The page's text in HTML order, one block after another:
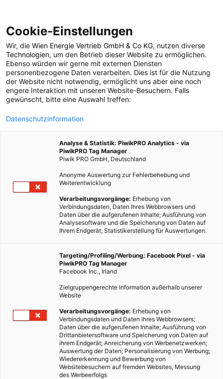
POSTS BY TAG
Nachtspeicher
1 BEITRAG
Cookie-Einstellungen
Wir, die Wien Energie Vertrieb GmbH & Co KG, nutzen diverse
Technologien, um den Betrieb dieser Website zu ermöglichen.
Ebenso würden wir gerne mit externen Diensten
personenbezogene Daten verarbeiten. Dies ist für die Nutzung
der Website nicht notwendig, ermöglicht uns aber eine noch
engere Interaktion mit unseren Website-Besuchern. Falls
gewünscht, bitte eine Auswahl treffen:
Datenschutzinformation
Analyse & Statistik: PiwikPRO Analytics - via
PiwikPRO Tag Manager
Piwik PRO GmbH, Deutschland
Anonyme Auswertung zur Fehlerbehebung und
Weiterentwicklung
Verarbeitungsvorgänge: Erhebung von
Verbindungsdaten, Daten Ihres Webbrowsers und
Daten über die aufgerufenen Inhalte; Ausführung von
Analysesoftware und die Speicherung von Daten auf
Ihrem Endgerät; Statistikerstellung für Auswertungen.
Targeting/Profiling/Werbung: Facebook Pixel - via
PiwikPRO Tag Manager
Facebook Inc., Irland
Zielgruppengerechte Information außerhalb unserer
Website
Verarbeitungsvorgänge: Erhebung von
Verbindungsdaten und Daten ihres Webbrowsers;
Daten über die aufgerufenen Inhalte; Ausführung von
Drittanbietersoftware und Speicherung von Daten auf
ihrem Endgerät; Anreicherung von Werbenetzwerken;
Auswertung der Daten; Personalisierung von Werbung;
Wiedererkennung und Bewerbung von
Websitebesuchern auf fremden Websites, Messung
des Werbeerfolgs